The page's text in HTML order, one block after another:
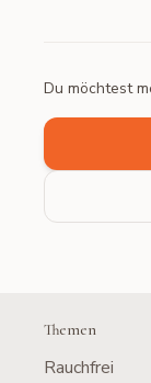
Du möchtest
Themen
Rauchfrei